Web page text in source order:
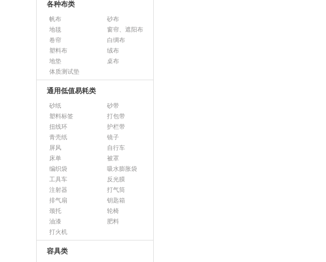
各种布类
帆布
砂布
地毯
窗帘、遮阳布
卷帘
白绸布
塑料布
绒布
地垫
桌布
体质测试垫
通用低值易耗类
砂纸
砂带
塑料标签
打包带
扭线环
护栏带
青壳纸
镜子
屏风
自行车
床单
被罩
编织袋
吸水膨胀袋
工具车
反光膜
注射器
打气筒
排气扇
钥匙箱
颈托
轮椅
油漆
肥料
打火机
容具类